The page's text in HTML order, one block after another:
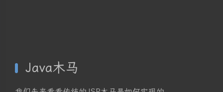
Java木马